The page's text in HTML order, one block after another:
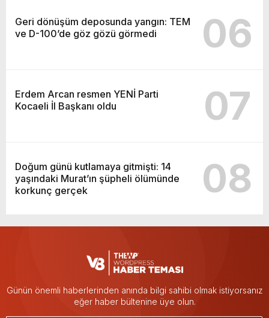
Geri dönüşüm deposunda yangın: TEM
ve D-100’de göz gözü görmedi
06
Erdem Arcan resmen YENİ Parti
Kocaeli İl Başkanı oldu
07
Doğum günü kutlamaya gitmişti: 14
yaşındaki Murat’ın şüpheli ölümünde
korkunç gerçek
08
Günün önemli haberlerinden anında bilgi sahibi olmak istiyorsanız
eğer haber bültenine üye olun.